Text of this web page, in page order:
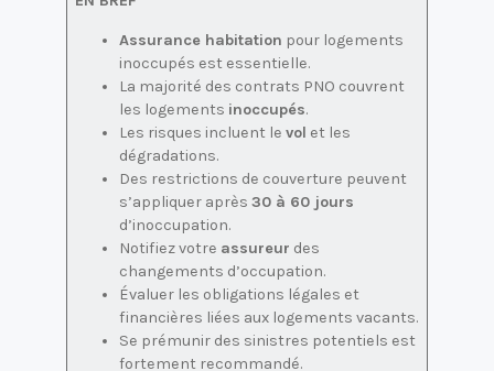
Assurance habitation pour logements
inoccupés est essentielle.
La majorité des contrats PNO couvrent
les logements inoccupés.
Les risques incluent levol et les
dégradations.
Des restrictions de couverture peuvent
s’appliquer après30 à 60 jours
d’inoccupation.
Notifiez votre assureur des
changements d’occupation.
Évaluer les obligations légales et
financières liées aux logements vacants.
Se prémunir des sinistres potentiels est
fortement recommandé.